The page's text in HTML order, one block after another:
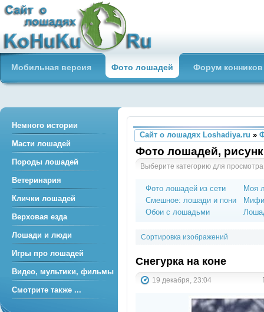
Сайт о лошадях loshadiya.ru
Приветствуем всех любителей
лошадей и конного спорта!
Мобильная версия Фото лошадей Форум конников
Сайт о лошадях Loshadiya.ru »
Фото лошадей,
Выберите категорию для
Фото лошадей из сети
Смешное: лошади и пони
Обои с лошадьми
Моя
Сортировка изображений
Снегурка на коне
19 декабря, 23:04
Немного истории
Масти лошадей
Породы лошадей
Ветеринария
Клички лошадей
Верховая езда
Лошади и люди
Игры про лошадей
Видео, мультики, фильмы
Смотрите также ...